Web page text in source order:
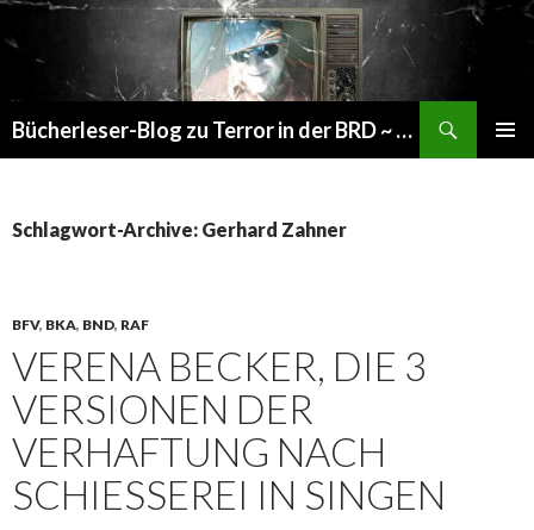
Bücherleser-Blog zu Terror in der BRD ~ die gemachte Realität
Schlagwort-Archive: Gerhard Zahner
BFV, BKA, BND, RAF
VERENA BECKER, DIE 3
VERSIONEN DER
VERHAFTUNG NACH
SCHIESSEREI IN SINGEN